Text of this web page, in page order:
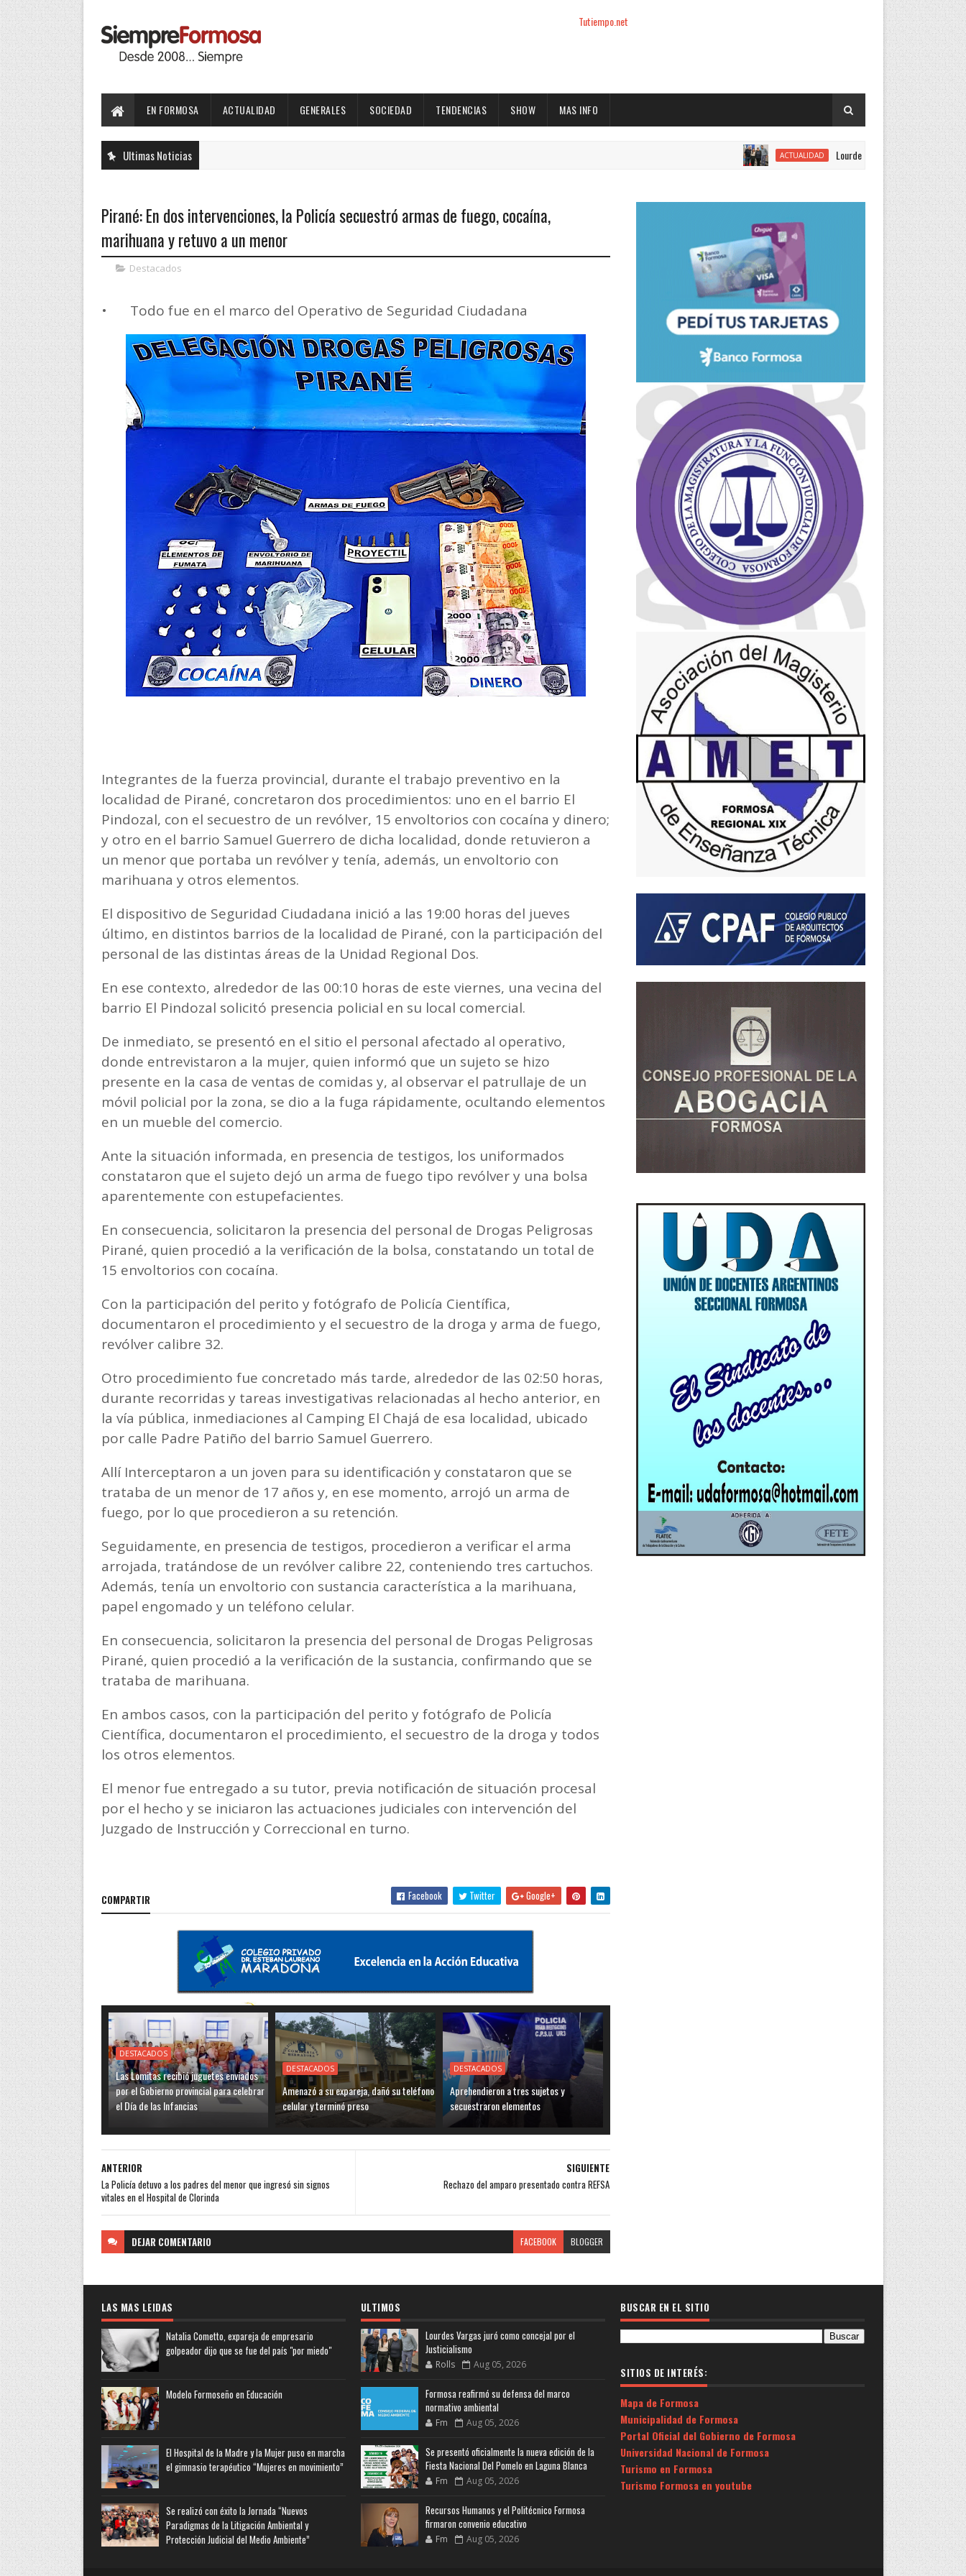
Tutiempo.net
EN FORMOSA ACTUALIDAD GENERALES SOCIEDAD TENDENCIAS SHOW MAS INFO
Ultimas Noticias ACTUALIDAD Lourdes Vargas juró como concejal por el
Pirané: En dos intervenciones, la Policía secuestró armas de fuego, cocaína,
marihuana y retuvo a un menor
Destacados
• Todo fue en el marco del Operativo de Seguridad Ciudadana
Integrantes de la fuerza provincial, durante el trabajo preventivo en la
localidad de Pirané, concretaron dos procedimientos: uno en el barrio El
Pindozal, con el secuestro de un revólver, 15 envoltorios con cocaína y dinero;
y otro en el barrio Samuel Guerrero de dicha localidad, donde retuvieron a
un menor que portaba un revólver y tenía, además, un envoltorio con
marihuana y otros elementos.
El dispositivo de Seguridad Ciudadana inició a las 19:00 horas del jueves
último, en distintos barrios de la localidad de Pirané, con la participación del
personal de las distintas áreas de la Unidad Regional Dos.
En ese contexto, alrededor de las 00:10 horas de este viernes, una vecina del
barrio El Pindozal solicitó presencia policial en su local comercial.
De inmediato, se presentó en el sitio el personal afectado al operativo,
donde entrevistaron a la mujer, quien informó que un sujeto se hizo
presente en la casa de ventas de comidas y, al observar el patrullaje de un
móvil policial por la zona, se dio a la fuga rápidamente, ocultando elementos
en un mueble del comercio.
Ante la situación informada, en presencia de testigos, los uniformados
constataron que el sujeto dejó un arma de fuego tipo revólver y una bolsa
aparentemente con estupefacientes.
En consecuencia, solicitaron la presencia del personal de Drogas Peligrosas
Pirané, quien procedió a la verificación de la bolsa, constatando un total de
15 envoltorios con cocaína.
Con la participación del perito y fotógrafo de Policía Científica,
documentaron el procedimiento y el secuestro de la droga y arma de fuego,
revólver calibre 32.
Otro procedimiento fue concretado más tarde, alrededor de las 02:50 horas,
durante recorridas y tareas investigativas relacionadas al hecho anterior, en
la vía pública, inmediaciones al Camping El Chajá de esa localidad, ubicado
por calle Padre Patiño del barrio Samuel Guerrero.
Allí Interceptaron a un joven para su identificación y constataron que se
trataba de un menor de 17 años y, en ese momento, arrojó un arma de
fuego, por lo que procedieron a su retención.
Seguidamente, en presencia de testigos, procedieron a verificar el arma
arrojada, tratándose de un revólver calibre 22, conteniendo tres cartuchos.
Además, tenía un envoltorio con sustancia característica a la marihuana,
papel engomado y un teléfono celular.
En consecuencia, solicitaron la presencia del personal de Drogas Peligrosas
Pirané, quien procedió a la verificación de la sustancia, confirmando que se
trataba de marihuana.
En ambos casos, con la participación del perito y fotógrafo de Policía
Científica, documentaron el procedimiento, el secuestro de la droga y todos
los otros elementos.
El menor fue entregado a su tutor, previa notificación de situación procesal
por el hecho y se iniciaron las actuaciones judiciales con intervención del
Juzgado de Instrucción y Correccional en turno.
COMPARTIR Facebook Twitter Google+
DESTACADOS
Las Lomitas recibió juguetes enviados
por el Gobierno provincial para celebrar
el Día de las Infancias
DESTACADOS
Amenazó a su expareja, dañó su teléfono
celular y terminó preso
DESTACADOS
Aprehendieron a tres sujetos y
secuestraron elementos
SIGUIENTE
Rechazo del amparo presentado contra REFSA
ANTERIOR
La Policía detuvo a los padres del menor que ingresó sin signos
vitales en el Hospital de Clorinda
DEJAR COMENTARIO FACEBOOK BLOGGER
LAS MAS LEIDAS
Natalia Cometto, expareja de empresario
golpeador dijo que se fue del país "por miedo"
Modelo Formoseño en Educación
El Hospital de la Madre y la Mujer puso en marcha
el gimnasio terapéutico “Mujeres en movimiento”
Se realizó con éxito la Jornada “Nuevos
Paradigmas de la Litigación Ambiental y
Protección Judicial del Medio Ambiente”
ULTIMOS
Lourdes Vargas juró como concejal por el
Justicialismo
Rolls Aug 05, 2026
Formosa reafirmó su defensa del marco
normativo ambiental
Fm Aug 05, 2026
Se presentó oficialmente la nueva edición de la
Fiesta Nacional Del Pomelo en Laguna Blanca
Fm Aug 05, 2026
Recursos Humanos y el Politécnico Formosa
firmaron convenio educativo
Fm Aug 05, 2026
BUSCAR EN EL SITIO
SITIOS DE INTERÉS:
Mapa de Formosa
Municipalidad de Formosa
Portal Oficial del Gobierno de Formosa
Universidad Nacional de Formosa
Turismo en Formosa
Turismo Formosa en youtube